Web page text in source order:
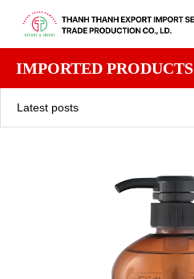
IMPORTED PRODUCTS
Latest posts